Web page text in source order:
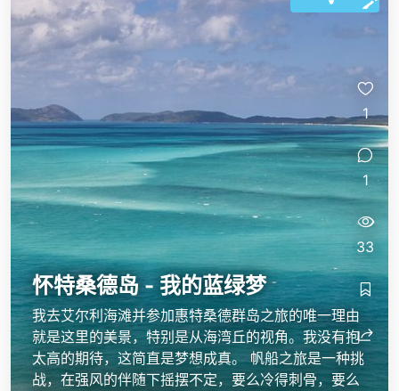
怀特桑德岛 - 我的蓝绿梦
我去艾尔利海滩并参加惠特桑德群岛之旅的唯一理由
就是这里的美景，特别是从海湾丘的视角。我没有抱
太高的期待，这简直是梦想成真。 帆船之旅是一种挑
战，在强风的伴随下摇摆不定，要么冷得刺骨，要么
1
1
33